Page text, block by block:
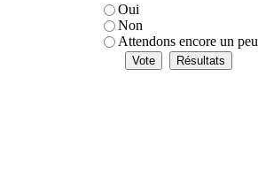
Oui
Non
Attendons encore un peu